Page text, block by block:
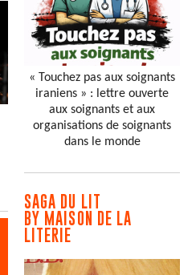
« Touchez pas aux soignants
iraniens » : lettre ouverte
aux soignants et aux
organisations de soignants
dans le monde
SAGA DU LIT
BY MAISON DE LA
LITERIE